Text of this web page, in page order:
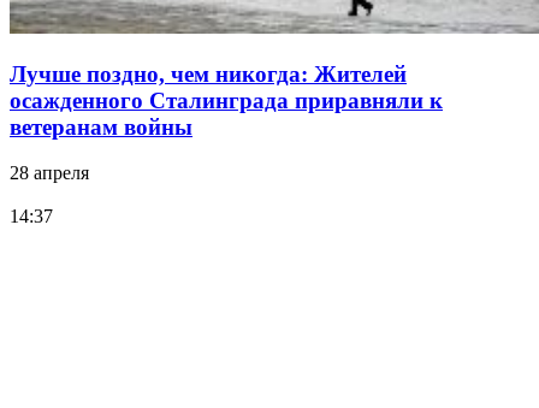
Лучше поздно, чем никогда: Жителей
осажденного Сталинграда приравняли к
ветеранам войны
28 апреля
14:37